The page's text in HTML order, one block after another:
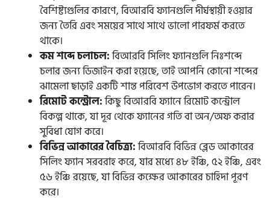
বৈশিষ্ট্যগুলির কারণে, বিআরবি ফ্যানগুলি দীর্ঘস্থায়ী হওয়ার
জন্য তৈরি এবং সময়ের সাথে সাথে ভালো পারফর্ম করতে
থাকে।
কম শব্দে চলাচল:বিআরবি সিলিং ফ্যানগুলি নিঃশব্দে
চলার জন্য ডিজাইন করা হয়েছে, তাই আপনি কোনো শব্দের
ঝামেলা ছাড়াই একটি শান্ত পরিবেশ উপভোগ করতে পারেন।
রিমোট কন্ট্রোল:কিছু বিআরবি ফ্যানে রিমোট কন্ট্রোল
বিকল্প থাকে, যা দূর থেকে ফ্যানের গতি বা অন/অফ করার
সুবিধা যোগ করে।
বিভিন্ন আকারের বৈচিত্র্য:বিআরবি বিভিন্ন ব্লেড আকারের
সিলিং ফ্যান সরবরাহ করে, যার মধ্যে ৪৮ ইঞ্চি, ৫২ ইঞ্চি, এবং
৫৬ ইঞ্চি রয়েছে, যা বিভিন্ন কক্ষের আকারের চাহিদা পূরণ
করে।